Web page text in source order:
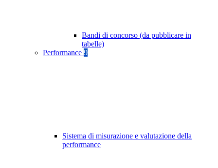
Bandi di concorso (da pubblicare in
tabelle)
Performance 9
Sistema di misurazione e valutazione della
performance